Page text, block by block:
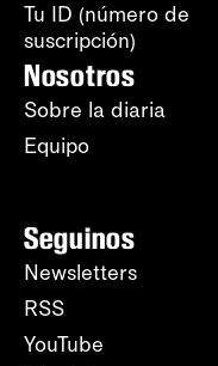
Tu ID (número de
suscripción)
Nosotros
Sobre la diaria
Equipo
Seguinos
Newsletters
RSS
YouTube